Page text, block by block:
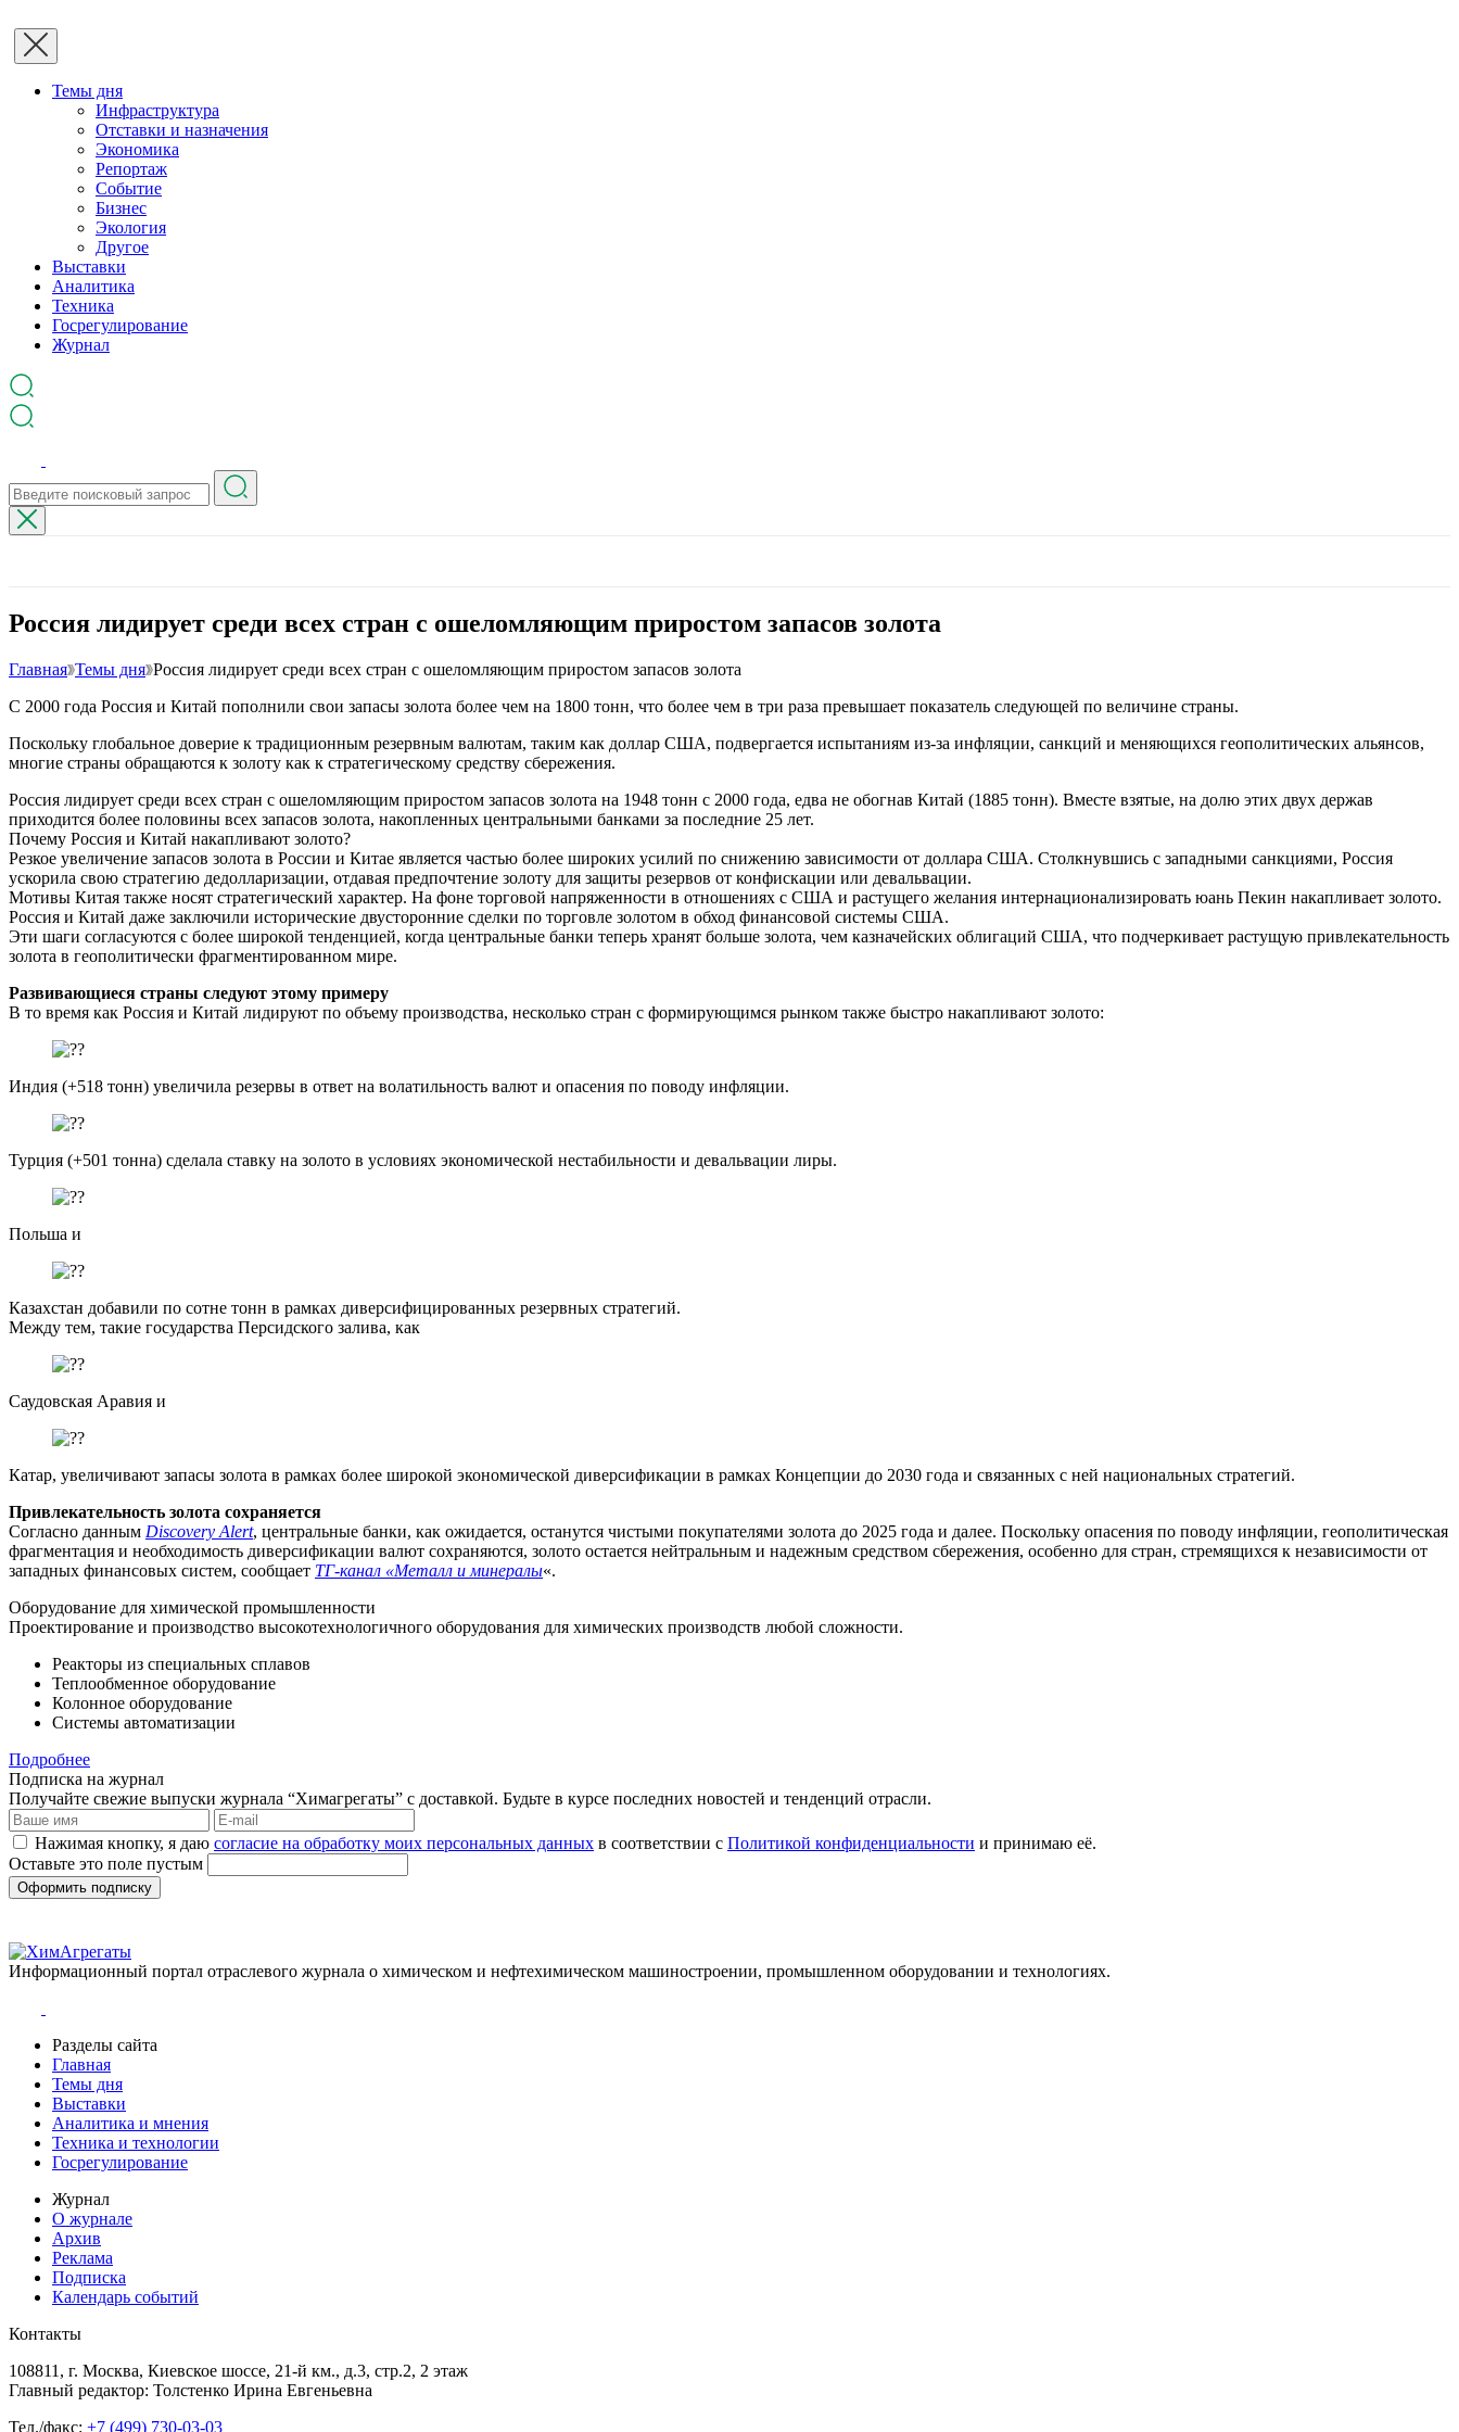
Темы дня
Инфраструктура
Отставки и назначения
Экономика
Репортаж
Событие
Бизнес
Экология
Другое
Выставки
Аналитика
Техника
Госрегулирование
Журнал
Россия лидирует среди всех стран с ошеломляющим приростом запасов золота
Главная Темы дня Россия лидирует среди всех стран с ошеломляющим приростом запасов золота
С 2000 года Россия и Китай пополнили свои запасы золота более чем на 1800 тонн, что более чем в три раза превышает показатель следующей по величине страны.
Поскольку глобальное доверие к традиционным резервным валютам, таким как доллар США, подвергается испытаниям из-за инфляции, санкций и меняющихся геополитических альянсов,
многие страны обращаются к золоту как к стратегическому средству сбережения.
Россия лидирует среди всех стран с ошеломляющим приростом запасов золота на 1948 тонн с 2000 года, едва не обогнав Китай (1885 тонн). Вместе взятые, на долю этих двух держав
приходится более половины всех запасов золота, накопленных центральными банками за последние 25 лет.
Почему Россия и Китай накапливают золото?
Резкое увеличение запасов золота в России и Китае является частью более широких усилий по снижению зависимости от доллара США. Столкнувшись с западными санкциями, Россия
ускорила свою стратегию дедолларизации, отдавая предпочтение золоту для защиты резервов от конфискации или девальвации.
Мотивы Китая также носят стратегический характер. На фоне торговой напряженности в отношениях с США и растущего желания интернационализировать юань Пекин накапливает золото.
Россия и Китай даже заключили исторические двусторонние сделки по торговле золотом в обход финансовой системы США.
Эти шаги согласуются с более широкой тенденцией, когда центральные банки теперь хранят больше золота, чем казначейских облигаций США, что подчеркивает растущую привлекательность
золота в геополитически фрагментированном мире.
Развивающиеся страны следуют этому примеру
В то время как Россия и Китай лидируют по объему производства, несколько стран с формирующимся рынком также быстро накапливают золото:
Индия (+518 тонн) увеличила резервы в ответ на волатильность валют и опасения по поводу инфляции.
Турция (+501 тонна) сделала ставку на золото в условиях экономической нестабильности и девальвации лиры.
Польша и
Казахстан добавили по сотне тонн в рамках диверсифицированных резервных стратегий.
Между тем, такие государства Персидского залива, как
Саудовская Аравия и
Катар, увеличивают запасы золота в рамках более широкой экономической диверсификации в рамках Концепции до 2030 года и связанных с ней национальных стратегий.
Привлекательность золота сохраняется
Согласно данным Discovery Alert, центральные банки, как ожидается, останутся чистыми покупателями золота до 2025 года и далее. Поскольку опасения по поводу инфляции, геополитическая
фрагментация и необходимость диверсификации валют сохраняются, золото остается нейтральным и надежным средством сбережения, особенно для стран, стремящихся к независимости от
западных финансовых систем, сообщает ТГ-канал «Металл и минералы«.
Оборудование для химической промышленности
Проектирование и производство высокотехнологичного оборудования для химических производств любой сложности.
Реакторы из специальных сплавов
Теплообменное оборудование
Колонное оборудование
Системы автоматизации
Подробнее
Подписка на журнал
Получайте свежие выпуски журнала “Химагрегаты” с доставкой. Будьте в курсе последних новостей и тенденций отрасли.
Нажимая кнопку, я даю согласие на обработку моих персональных данных в соответствии с Политикой конфиденциальности и принимаю её.
Оставьте это поле пустым
Оформить подписку
Информационный портал отраслевого журнала о химическом и нефтехимическом машиностроении, промышленном оборудовании и технологиях.
Разделы сайта
Главная
Темы дня
Выставки
Аналитика и мнения
Техника и технологии
Госрегулирование
Журнал
О журнале
Архив
Реклама
Подписка
Календарь событий
Контакты
108811, г. Москва, Киевское шоссе, 21-й км., д.3, стр.2, 2 этаж
Главный редактор: Толстенко Ирина Евгеньевна
Тел./факс: +7 (499) 730-03-03